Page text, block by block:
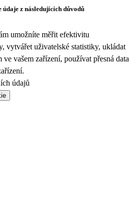
z následujících důvodů
umožníte měřit efektivitu
vytvářet uživatelské statistiky, ukládat
vašem zařízení, používat přesná data
údajů